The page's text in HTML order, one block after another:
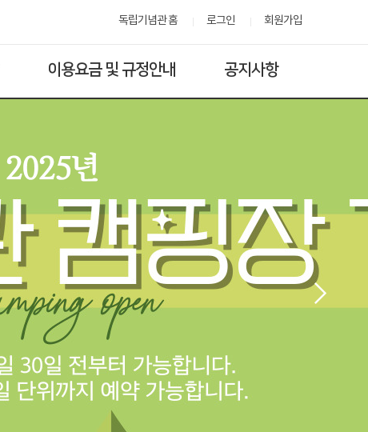
독립기념관 홈 로그인 회원가입
이용요금 및 규정안내 공지사항